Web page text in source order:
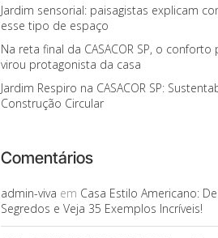
Jardim sensorial: paisagistas explicam
esse tipo de espaço
Na reta final da CASACOR SP, o conforto
virou protagonista da casa
Jardim Respiro na CASACOR SP:
Construção Circular
Comentários
admin-viva em Casa Estilo Americano:
Segredos e Veja 35 Exemplos Incríveis!